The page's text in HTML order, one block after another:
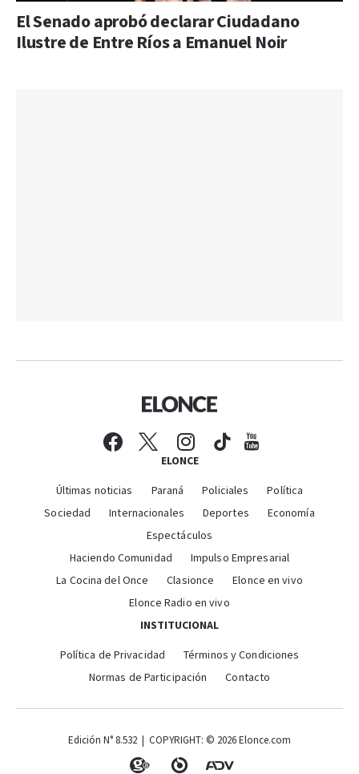
El Senado aprobó declarar Ciudadano
Ilustre de Entre Ríos a Emanuel Noir
ELONCE
Últimas noticias Paraná Policiales
Política
Sociedad
Internacionales Deportes
Economía
Espectáculos
Haciendo Comunidad
Impulso Empresarial
La Cocina del Once
Clasionce
Elonce en vivo
Elonce Radio en vivo
INSTITUCIONAL
Política de Privacidad
Términos y Condiciones
Normas de Participación
Contacto
Edición N° 8.532 | COPYRIGHT: © 2026 Elonce.com